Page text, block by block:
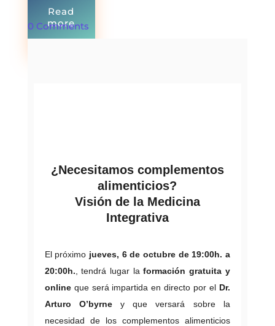
Read
more
0 Comments
¿Necesitamos complementos
alimenticios?
Visión de la Medicina
Integrativa
El próximo jueves, 6 de octubre de 19:00h. a
20:00h. , tendrá lugar laformación gratuita y
onlineque será impartida en directo por el Dr.
Arturo O’byrney que versará sobre la
necesidad de los complementos alimenticios